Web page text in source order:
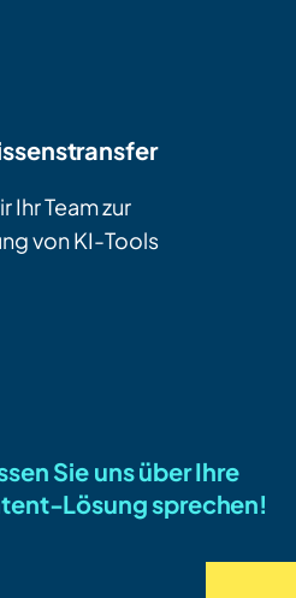
Ihr Team zur
von KI-Tools
Sie uns über Ihre
Lösung sprechen!